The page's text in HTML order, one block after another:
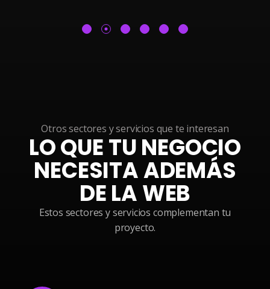
Otros sectores y servicios que te interesan
LO QUE TU NEGOCIO
NECESITA ADEMÁS
DE LA WEB
Estos sectores y servicios complementan tu
proyecto.